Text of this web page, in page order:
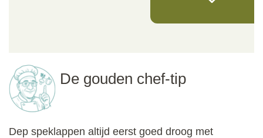
De gouden chef-tip
Dep speklappen altijd eerst goed droog met